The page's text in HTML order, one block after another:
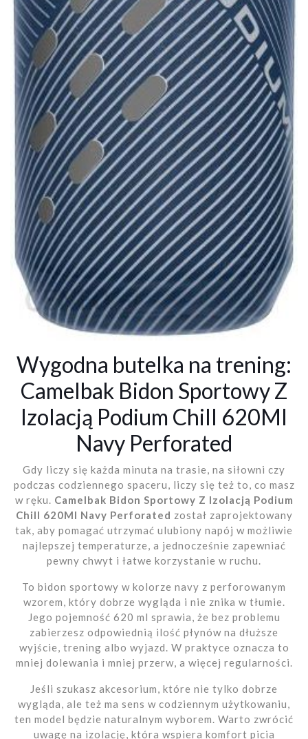
Wygodna butelka na trening:
Camelbak Bidon Sportowy Z
Izolacją Podium Chill 620Ml
Navy Perforated
Gdy liczy się każda minuta na trasie, na siłowni czy
podczas codziennego spaceru, liczy się też to, co masz
w ręku. Camelbak Bidon Sportowy Z Izolacją Podium
Chill 620Ml Navy Perforated został zaprojektowany
tak, aby pomagać utrzymać ulubiony napój w możliwie
najlepszej temperaturze, a jednocześnie zapewniać
pewny chwyt i łatwe korzystanie w ruchu.
To bidon sportowy w kolorze navy z perforowanym
wzorem, który dobrze wygląda i nie znika w tłumie.
Jego pojemność 620 ml sprawia, że bez problemu
zabierzesz odpowiednią ilość płynów na dłuższe
wyjście, trening albo wyjazd. W praktyce oznacza to
mniej dolewania i mniej przerw, a więcej regularności.
Jeśli szukasz akcesorium, które nie tylko dobrze
wygląda, ale też ma sens w codziennym użytkowaniu,
ten model będzie naturalnym wyborem. Warto zwrócić
uwagę na izolację, która wspiera komfort picia